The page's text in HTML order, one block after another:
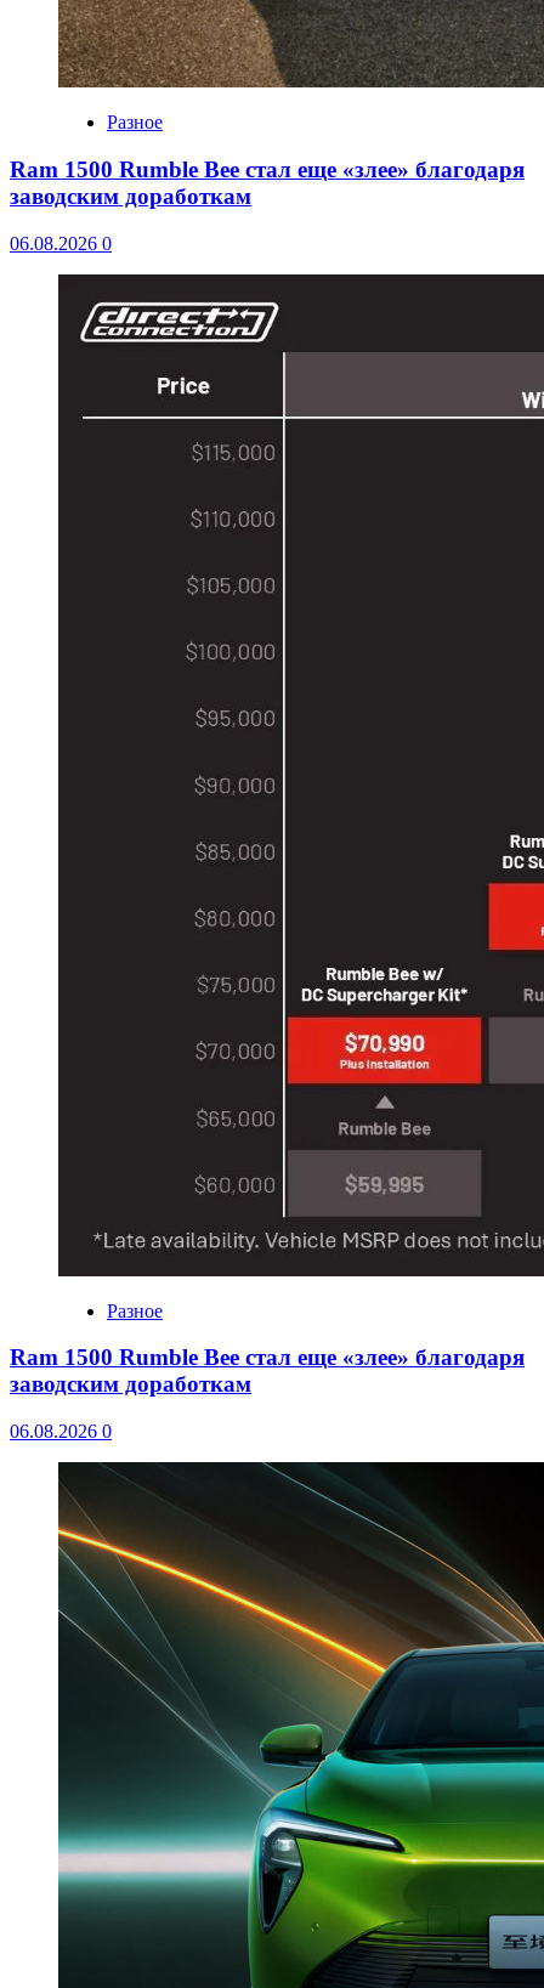
Разное
Ram 1500 Rumble Bee стал еще «злее» благодаря
заводским доработкам
06.08.2026 0
Разное
Ram 1500 Rumble Bee стал еще «злее» благодаря
заводским доработкам
06.08.2026 0